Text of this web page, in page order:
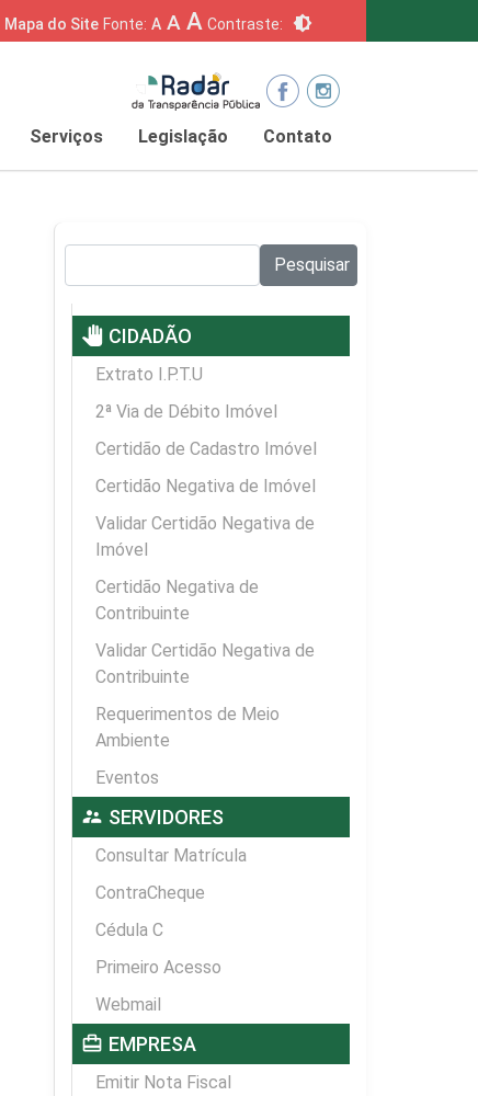
Mapa do Site Fonte: A A A Contraste: brightness_6
Serviços Legislação Contato
Pesquisar
pan_tool CIDADÃO
Extrato I.P.T.U
2ª Via de Débito Imóvel
Certidão de Cadastro Imóvel
Certidão Negativa de Imóvel
Validar Certidão Negativa de
Imóvel
Certidão Negativa de
Contribuinte
Validar Certidão Negativa de
Contribuinte
Requerimentos de Meio
Ambiente
Eventos
supervisor_account SERVIDORES
Consultar Matrícula
ContraCheque
Cédula C
Primeiro Acesso
Webmail
card_travel EMPRESA
Emitir Nota Fiscal